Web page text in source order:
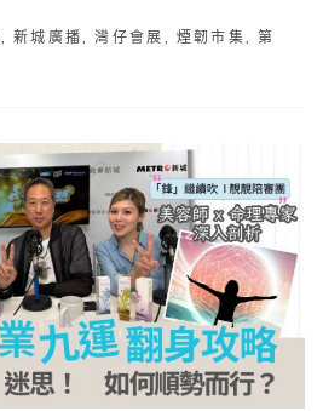
新城廣播 ,灣仔會展 煙韌市集 ,第